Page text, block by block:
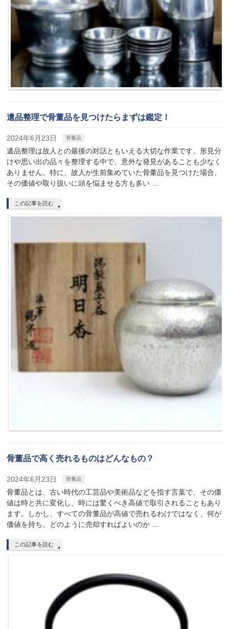
遺品整理で骨董品を見つけたらまずは鑑定！
2024年6月23日 骨董品
遺品整理は故人との最後の対話ともいえる大切な作業です。形見分
けや思い出の品々を整理する中で、意外な発見があることも少なく
ありません。特に、故人が生前集めていた骨董品を見つけた場合、
その価値や取り扱いに頭を悩ませる方も多い …
この記事を読む
骨董品で高く売れるものはどんなもの？
2024年6月23日 骨董品
骨董品とは、古い時代の工芸品や美術品などを指す言葉で、その価
値は時と共に変化し、時には驚くべき高値で取引されることもあり
ます。しかし、すべての骨董品が高値で売れるわけではなく、何が
価値を持ち、どのように売却すればよいのか …
この記事を読む